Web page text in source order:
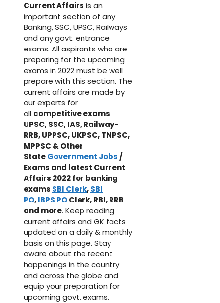
Current Affairs is an
important section of any
Banking, SSC, UPSC, Railways
and any govt. entrance
exams. All aspirants who are
preparing for the upcoming
exams in 2022 must be well
prepare with this section. The
current affairs are made by
our experts for
all competitive exams
UPSC, SSC, IAS, Railway-
RRB, UPPSC, UKPSC, TNPSC,
MPPSC & Other
StateGovernment Jobs/
Exams and latest Current
Affairs 2022 for banking
exams SBI Clerk,SBI
PO,IBPS POClerk, RBI, RRB
and more. Keep reading
current affairs and GK facts
updated on a daily & monthly
basis on this page. Stay
aware about the recent
happenings in the country
and across the globe and
equip your preparation for
upcoming govt. exams.